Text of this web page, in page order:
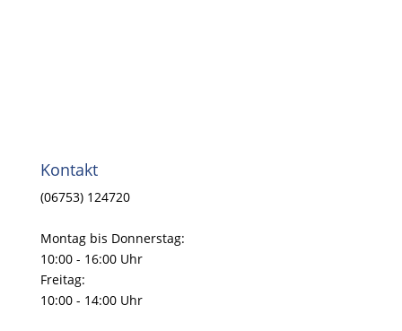
Kontakt
(06753) 124720
Montag bis Donnerstag:
10:00 - 16:00 Uhr
Freitag:
10:00 - 14:00 Uhr